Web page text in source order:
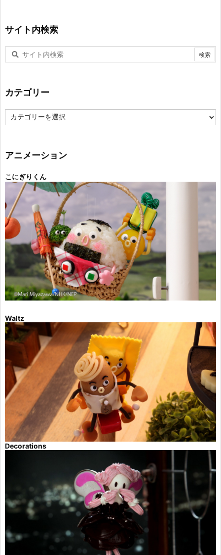
サイト内検索
カテゴリー
テ
ー
アニメーション
こにぎりくん
Waltz
Decorations